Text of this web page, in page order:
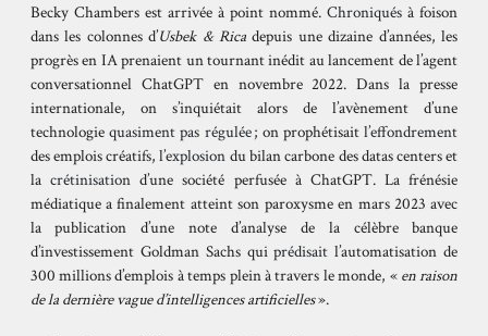
Becky Chambers est arrivée à point nommé.Chroniquésà foison
dans les colonnes d’Usbek & Rica depuis une dizaine d’années, les
progrès en IA prenaient un tournant inédit au lancement de l’agent
conversationnel ChatGPT en novembre 2022. Dans la presse
internationale, on s’inquiétait alors de l’avènement d’une
technologie quasiment pas régulée; on prophétisaitl’effondrement
des emplois créatifs,l’explosion du bilan carbone des datas centers et
la crétinisationd’une société perfusée à ChatGPT. La frénésie
médiatique a finalement atteint son paroxysme en mars 2023 avec
la publication d’une note d’analyse de la célèbre banque
d’investissement Goldman Sachs quiprédisait l’automatisation de
300 millions d’emplois à temps plein à travers le monde, « en raison
de la dernière vague d’intelligences artificielles».